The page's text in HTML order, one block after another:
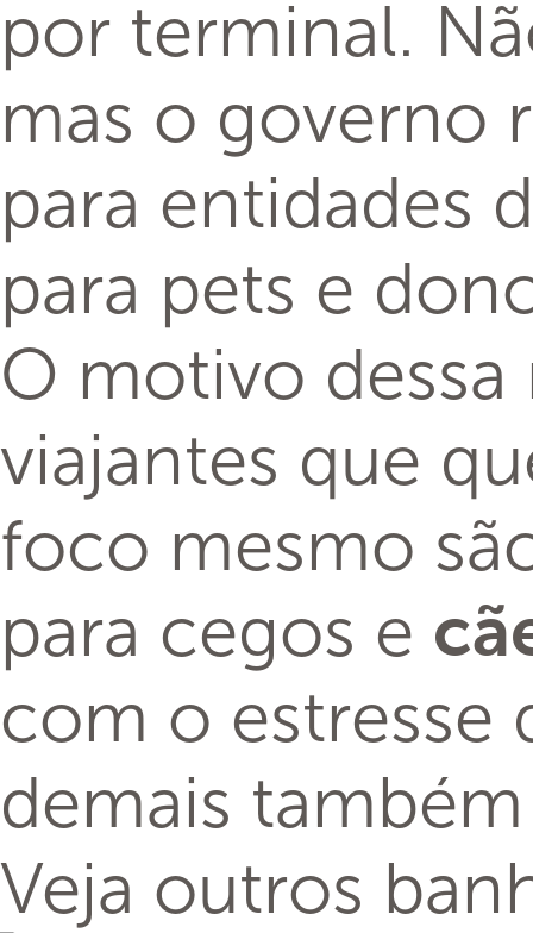
por terminal.
mas o governo
para entidades
para pets e
O motivo
viajantes que
foco mesmo
para cegos e
com o estresse
demais
Veja outros